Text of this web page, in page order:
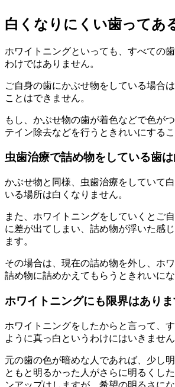
白くなりにくい歯ってあ
ホワイトニングといっても、すべての
わけではありません。
ご自身の歯にかぶせ物をしている場合
ことはできません。
もし、かぶせ物の歯が着色などで色が
テイン除去などを行うときれいにするこ
虫歯治療で詰め物をしている歯
かぶせ物と同様、虫歯治療をしていて
いる場所は白くなりません。
また、ホワイトニングをしていくとご
に差が出てしまい、詰め物が浮いた感
ます。
その場合は、現在の詰め物を外し、ホ
詰め物に詰めかえてもらうときれいにな
ホワイトニングにも限界はあり
ホワイトニングをしたからと言って、
ように真っ白というわけにはいきません
元の歯の色が暗めな人であれば、少し
ともと明るかった人がさらに明るくし
ンアップはしますが、希望の明るさに